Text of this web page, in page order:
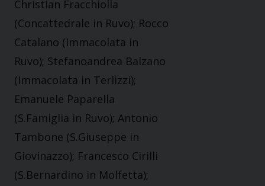
Christian Fracchiolla
(Concattedrale in Ruvo); Rocco
Catalano (Immacolata in
Ruvo); Stefanoandrea Balzano
(Immacolata in Terlizzi);
Emanuele Paparella
(S.Famiglia in Ruvo); Antonio
Tambone (S.Giuseppe in
Giovinazzo); Francesco Cirilli
(S.Bernardino in Molfetta);